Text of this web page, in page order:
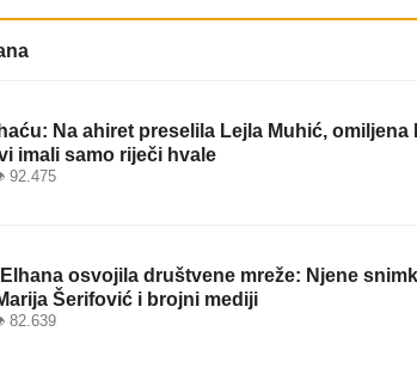
Na ahiret preselila Lejla Muhić, omiljena
imali samo riječi hvale
osvojila društvene mreže: Njene
Šerifović i brojni mediji